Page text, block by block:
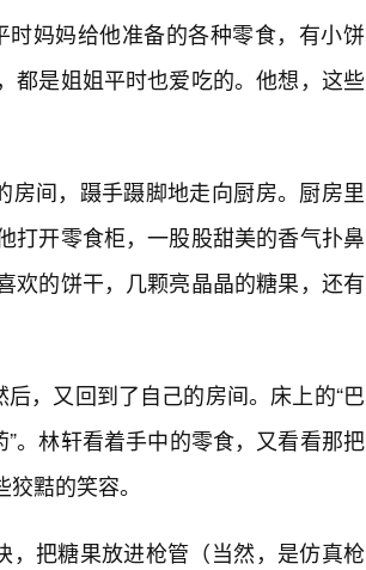
时妈妈给他准备的各种零食，有小饼
都是姐姐平时也爱吃的。他想，这些
房间，蹑手蹑脚地走向厨房。厨房里
打开零食柜，一股股甜美的香气扑鼻
欢的饼干，几颗亮晶晶的糖果，还有
，又回到了自己的房间。床上的“巴
。林轩看着手中的零食，又看看那把
黠的笑容。
，把糖果放进枪管（当然，是仿真枪